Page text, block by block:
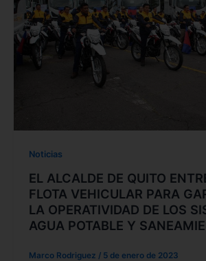
Noticias
EL ALCALDE DE QUITO
FLOTA VEHICULAR PARA
LA OPERATIVIDAD DE LOS
AGUA POTABLE Y
Marco Rodriguez / 5 de enero de 2023